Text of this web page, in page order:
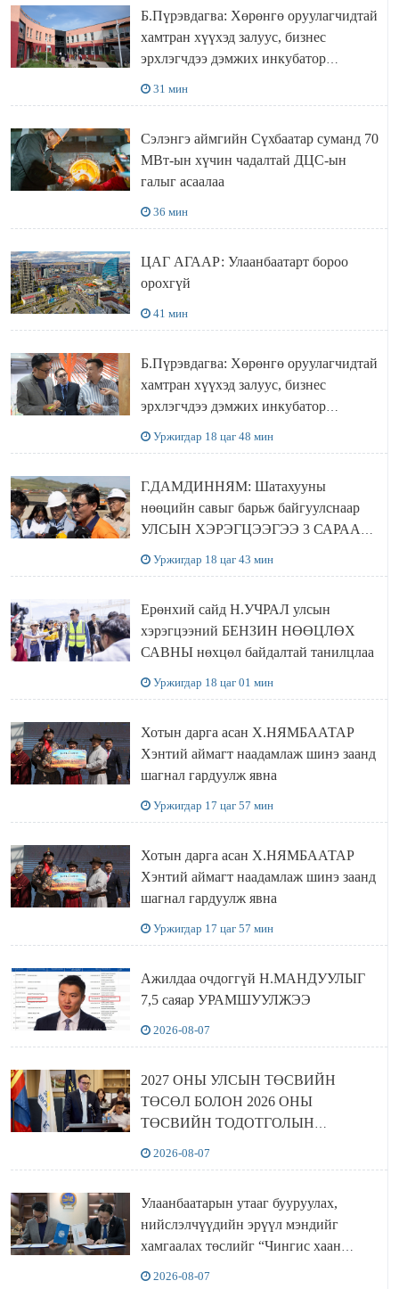
Б.Пүрэвдагва: Хөрөнгө оруулагчидтай
хамтран хүүхэд залуус, бизнес
эрхлэгчдээ дэмжих инкубатор
31 мин
Сэлэнгэ аймгийн Сүхбаатар суманд 70
МВт-ын хүчин чадалтай ДЦС-ын
галыг асаалаа
36 мин
ЦАГ АГААР: Улаанбаатарт бороо
орохгүй
41 мин
Б.Пүрэвдагва: Хөрөнгө оруулагчидтай
хамтран хүүхэд залуус, бизнес
эрхлэгчдээ дэмжих инкубатор
Уржигдар 18 цаг 48 мин
Г.ДАМДИННЯМ: Шатахууны
нөөцийн савыг барьж байгуулснаар
УЛСЫН ХЭРЭГЦЭЭГЭЭ 3 САРААР
Уржигдар 18 цаг 43 мин
Ерөнхий сайд Н.УЧРАЛ улсын
хэрэгцээний БЕНЗИН НӨӨЦЛӨХ
САВНЫ нөхцөл байдалтай танилцлаа
Уржигдар 18 цаг 01 мин
Хотын дарга асан Х.НЯМБААТАР
Хэнтий аймагт наадамлаж шинэ заанд
шагнал гардуулж явна
Уржигдар 17 цаг 57 мин
Хотын дарга асан Х.НЯМБААТАР
Хэнтий аймагт наадамлаж шинэ заанд
шагнал гардуулж явна
Уржигдар 17 цаг 57 мин
Ажилдаа очдоггүй Н.МАНДУУЛЫГ
7,5 саяар УРАМШУУЛЖЭЭ
2026-08-07
2027 ОНЫ УЛСЫН ТӨСВИЙН
ТӨСӨЛ БОЛОН 2026 ОНЫ
ТӨСВИЙН ТОДОТГОЛЫН
2026-08-07
Улаанбаатарын утааг бууруулах,
нийслэлчүүдийн эрүүл мэндийг
хамгаалах төслийг “Чингис хаан
2026-08-07